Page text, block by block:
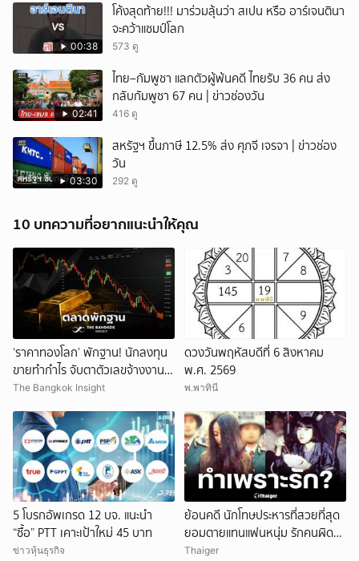
00:38
โค้งสุดท้าย!!! มาร่วมลุ้นว่า สเปน หรือ อาร์เจนตินา
จะคว้าแชมป์โลก
573 ดู
02:41
ไทย–กัมพูชา แลกตัวผู้พ้นคดี ไทยรับ 36 คน ส่ง
กลับกัมพูชา 67 คน | ข่าวช่องวัน
416 ดู
03:30
สหรัฐฯ ขึ้นภาษี 12.5% ส่ง ศุภจี เจรจา | ข่าวช่อง
วัน
292 ดู
10 บทความที่อยากแนะนำให้คุณ
‘ราคาทองโลก’ พักฐาน! นักลงทุน
ขายทำกำไร จับตาตัวเลขจ้างงาน
สหรัฐ
The Bangkok Insight
ดวงวันพฤหัสบดีที่ 6 สิงหาคม
พ.ศ. 2569
พ.พาทินี
5 โบรกอัพเกรด 12 บจ. แนะนำ
“ซื้อ” PTT เคาะเป้าใหม่ 45 บาท
ข่าวหุ้นธุรกิจ
ย้อนคดี นักโทษประหารที่สวยที่สุด
ยอมตายแทนแฟนหนุ่ม รักคนผิด
ชีวิตดิ่งเหว
Thaiger